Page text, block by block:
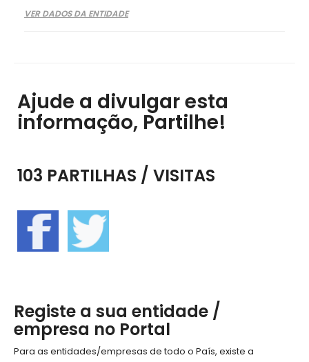
VER DADOS DA ENTIDADE
Ajude a divulgar esta
informação, Partilhe!
103 PARTILHAS / VISITAS
Registe a sua entidade /
empresa no Portal
Para as entidades/empresas de todo o País, existe a